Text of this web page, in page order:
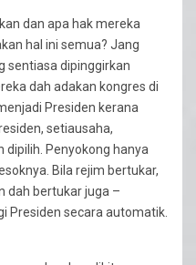
dan apa hak mereka
hal ini semua? Jang
sentiasa dipinggirkan
dah adakan kongres di
Presiden kerana
setiausaha,
dipilih. Penyokong hanya
Bila rejim bertukar,
dah bertukar juga –
Presiden secara automatik.